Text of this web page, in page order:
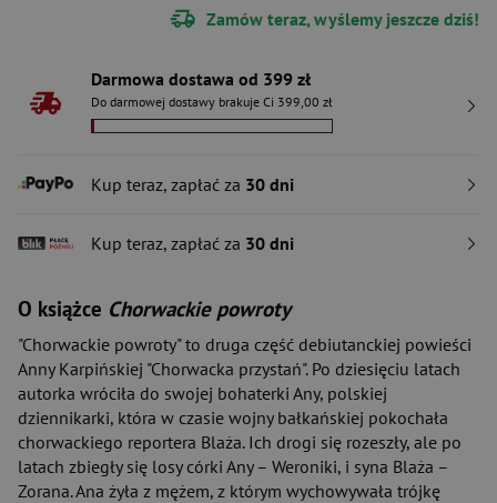
Zamów teraz, wyślemy jeszcze dziś!
Darmowa dostawa od 399 zł
Do darmowej dostawy brakuje Ci 399,00 zł
Kup teraz, zapłać za 30 dni
Kup teraz, zapłać za 30 dni
O książce Chorwackie powroty
"Chorwackie powroty" to druga część debiutanckiej powieści
Anny Karpińskiej "Chorwacka przystań". Po dziesięciu latach
autorka wróciła do swojej bohaterki Any, polskiej
dziennikarki, która w czasie wojny bałkańskiej pokochała
chorwackiego reportera Blaża. Ich drogi się rozeszły, ale po
latach zbiegły się losy córki Any – Weroniki, i syna Blaża –
Zorana. Ana żyła z mężem, z którym wychowywała trójkę